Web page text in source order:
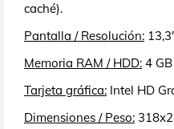
caché).
Pantalla / Resolución:
Memoria RAM / HDD: 4
Tarjeta gráfica: Intel HD
Dimensiones / Peso: